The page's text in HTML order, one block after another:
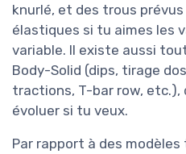
knurlé, et des trous
élastiques si tu aimes les
variable. Il existe aussi
Body-Solid (dips, tirage
tractions, T-bar row, etc.),
évoluer si tu veux.
Par rapport à des